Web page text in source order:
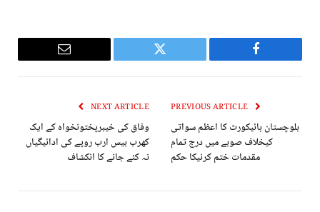
Facebook
Twitter
Email
بلوچستان ہائیکورٹ کا اعظم سواتی
کیخلاف صوبے میں درج تمام
مقدمات ختم کرنیکا حکم
NEXT ARTICLE
وفاق کی خیبرپختونخواہ کے ایک
کھرب بیس ارب روپے کی ادائیگیاں
نہ کئے جانے کا انکشاف